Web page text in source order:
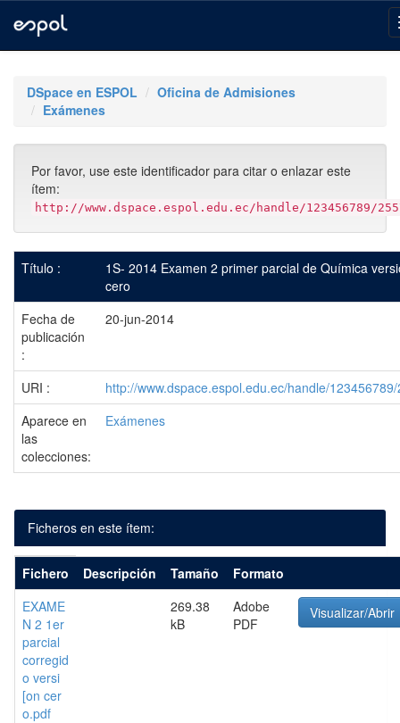
navigationDSpace en ESPOL
Oficina de Admisiones
Exámenes
Por favor, use este identificador para citar o enlazar este
ítem:
http://www.dspace.espol.edu.ec/handle/123456789/
Título :
1S- 2014 Examen 2 primer parcial de Química
cero
Fecha de
publicación
:
20-jun-2014
URI :
http://www.dspace.espol.edu.ec/handle/
Aparece en
las
colecciones:
Exámenes
Ficheros en este ítem:
Fichero Descripción Tamaño
Formato
EXAME
N 2 1er
parcial
corregid
o versi
[on cer
o.pdf
269.38
kB
Adobe
PDF
Visualizar/Abrir